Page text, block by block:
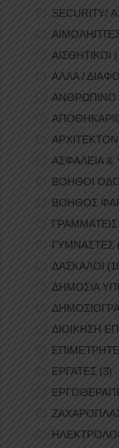
SECURITY/
ΑΙΣΘΗΤΙΚΟΙ
ΑΛΛΑ /
ΑΝΘΡΩΠΙΝΟ
ΑΣΦΑΛΕΙΑ &
ΒΟΗΘΟΙ
ΒΟΗΘΟΣ
ΓΡΑΜΜΑΤΕΙΣ
ΓΥΜΝΑΣΤΕΣ
ΔΑΣΚΑΛΟΙ
ΔΗΜΟΣΙΑ
ΔΙΟΙΚΗΣΗ
ΕΡΓΑΤΕΣ (3)